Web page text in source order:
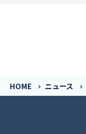
HOME ニュース